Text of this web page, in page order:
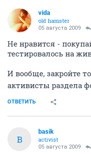
H
activist
05 августа 2009
Я бездушная скотина.
не ем, шубы не ношу!
ОТВЕТИТЬ
05 августа 2009
Хотелось бы узнать как вы